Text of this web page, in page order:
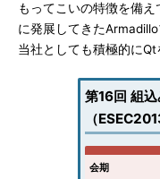
もってこいの特徴を備
に発展してきた
当社としても積極的にQt
第16回 組
（
会期